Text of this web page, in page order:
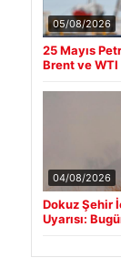
05/08/2026
25 Mayıs
Brent ve
04/08/2026
Dokuz Şehir
Uyarısı: